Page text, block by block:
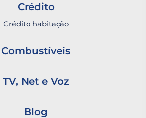
Crédito
Crédito habitação
Combustíveis
TV, Net e Voz
Blog